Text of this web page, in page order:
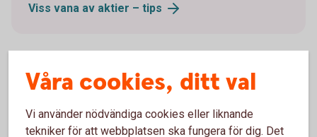
Viss vana av aktier – tips
Har du hållit på länge med aktier? I Aktieskolans
Våra cookies, ditt val
Vi använder nödvändiga cookies eller liknande
tekniker för att webbplatsen ska fungera för dig. Det